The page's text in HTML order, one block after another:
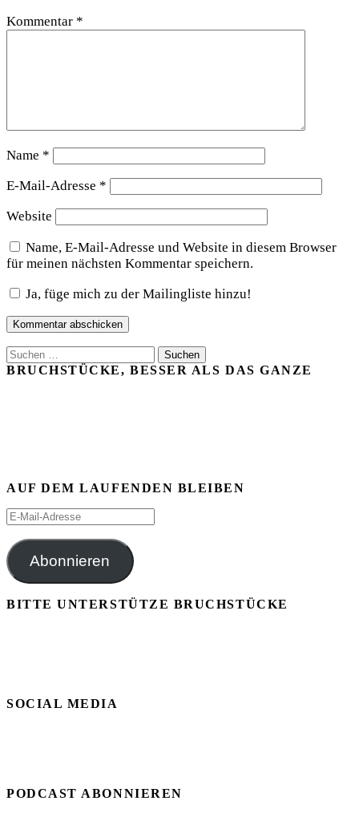
Kommentar *
Name *
E-Mail-Adresse *
Website
Name, E-Mail-Adresse und Website in diesem Browser
für meinen nächsten Kommentar speichern.
Ja, füge mich zu der Mailingliste hinzu!
Suchen
nach:
BRUCHSTÜCKE, BESSER ALS DAS GANZE
AUF DEM LAUFENDEN BLEIBEN
E-
Adresse
Abonnieren
BITTE UNTERSTÜTZE BRUCHSTÜCKE
SOCIAL MEDIA
PODCAST ABONNIEREN